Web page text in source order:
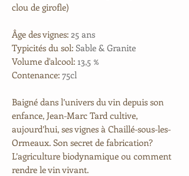
clou de girofle)
Âge des vignes: 25 ans
Typicités du sol: Sable & Granite
Volume d'alcool: 13,5 %
Contenance: 75cl
Baigné dans l’univers du vin depuis son
enfance, Jean-Marc Tard cultive,
aujourd’hui, ses vignes à Chaillé-sous-les-
Ormeaux. Son secret de fabrication?
L’agriculture biodynamique ou comment
rendre le vin vivant.